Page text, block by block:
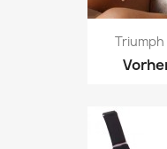
Triumph